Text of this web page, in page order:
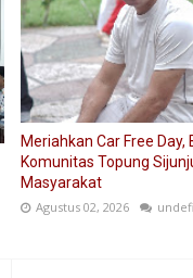
Meriahkan Car Free
Komunitas Topung
Masyarakat
Agustus 02, 2026